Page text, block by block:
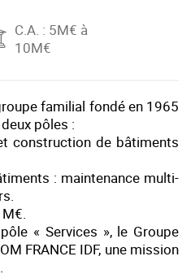
C.A. : 5M€ à
10M€
familial fondé en 1965
pôles :
construction de bâtiments
: maintenance multi-
« Services », le Groupe
FRANCE IDF, une mission